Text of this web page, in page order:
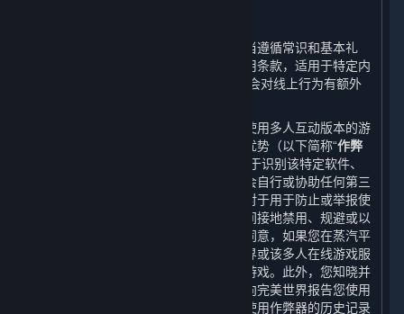
您的在线行为以及与其他用户的互动应当遵循常识和基本礼
仪。根据特定游戏或其他服务适用的使用条款，适用于特定内
容和服务的开发方/运营方条款中可能还会对线上行为有额外
某些软件、硬件程序或功能可能在用户使用多人互动版本的游
戏或其修改版本中给予用户不公平竞争优势（以下简称“作弊
”），蒸汽平台以及内容和服务具有用于识别该特定软件、
硬件程序或功能之功能。您同意，您不会自行或协助任何第三
方以任何形式开发制作或使用作弊器。对于用于防止或举报使
用作弊器的软件，您同意您不会直接或间接地禁用、规避或以
其他方式干扰该软件的运行。您知晓并同意，如果您在蒸汽平
台或内容和服务中使用作弊器，完美世界或该多人在线游戏服
务提供方可能将禁止您参与该多人在线游戏。此外，您知晓并
同意，多人在线游戏服务提供方可能会向完美世界报告您使用
作弊器的情况，完美世界也可能会将您使用作弊器的历史记录